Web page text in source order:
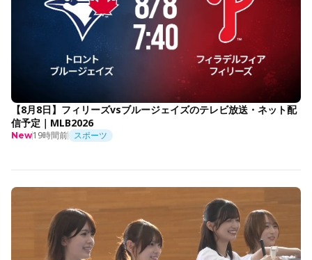
【8月8日】フィリーズvsブルージェイズのテレビ放送・ネット配
信予定｜MLB2026
New19時間前 スポーツ